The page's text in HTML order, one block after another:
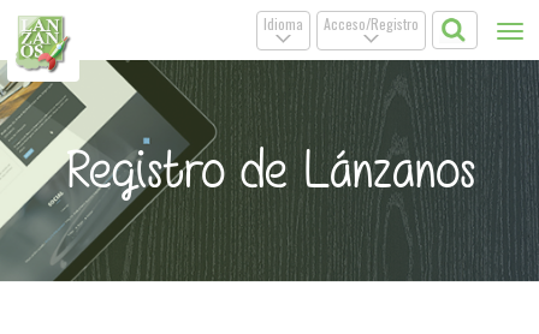
Acceso/Registro
.
Idioma
.
Registro de Lánzanos